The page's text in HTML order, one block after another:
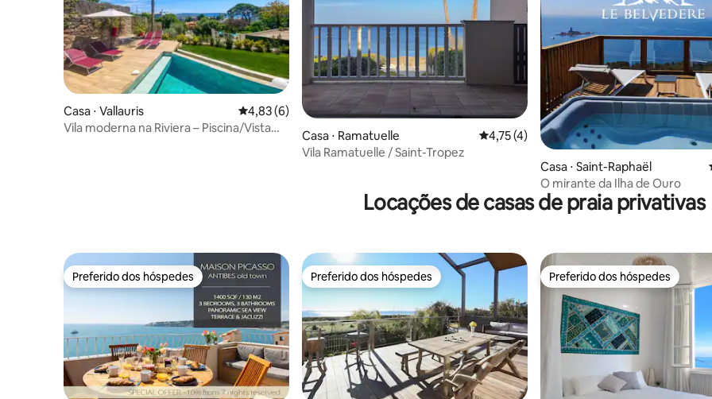
Casa ⋅ Vallauris 4,83 de uma avaliação média de 5, 6 avaliações
4,83 (6)
Vila moderna na Riviera – Piscina/Vista
Casa ⋅ Ramatuelle 4,75 de uma avaliação média de 5, 4
4,75 (4)
Vila Ramatuelle / Saint-Tropez
Casa ⋅ Saint-Raphaël
O mirante da Ilha de Ouro
Locações de casas de praia privativas
Preferido dos hóspedes
Preferido dos hóspedes Preferido dos hóspedes
Preferido dos hóspedes Preferido dos hóspedes
Preferido dos hóspedes